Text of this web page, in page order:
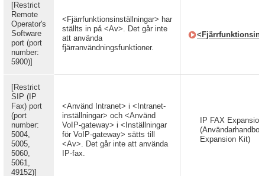
[Restrict
Remote
Operator's
Software
port (port
number:
5900)]
<Fjärrfunktionsinställningar> har
ställts in på <Av>. Det går inte
att använda
fjärranvändningsfunktioner.
[Restrict
SIP (IP
Fax) port
(port
number:
5004,
5005,
5060,
5061,
49152)]
<Använd Intranet> i <Intranet-
inställningar> och <Använd
VoIP-gateway> i <Inställningar
för VoIP-gateway> sätts till
<Av>. Det går inte att använda
IP-fax.
IP FAX
Expansion Kit)